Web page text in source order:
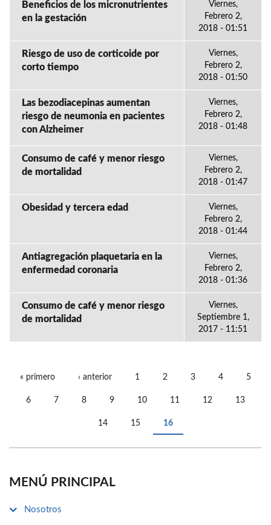
Beneficios de los micronutrientes
en la gestación
Viernes,
Febrero 2,
2018 - 01:51
Riesgo de uso de corticoide por
corto tiempo
Viernes,
Febrero 2,
2018 - 01:50
Las bezodiacepinas aumentan
riesgo de neumonia en pacientes
con Alzheimer
Viernes,
Febrero 2,
2018 - 01:48
Consumo de café y menor riesgo
de mortalidad
Viernes,
Febrero 2,
2018 - 01:47
Obesidad y tercera edad
Viernes,
Febrero 2,
2018 - 01:44
Antiagregación plaquetaria en la
enfermedad coronaria
Viernes,
Febrero 2,
2018 - 01:36
Consumo de café y menor riesgo
de mortalidad
Viernes,
Septiembre 1,
2017 - 11:51
« primero ‹ anterior 1 2 3 4 5
6 7 8 9 10 11 12 13
14 15 16
MENÚ PRINCIPAL
Nosotros